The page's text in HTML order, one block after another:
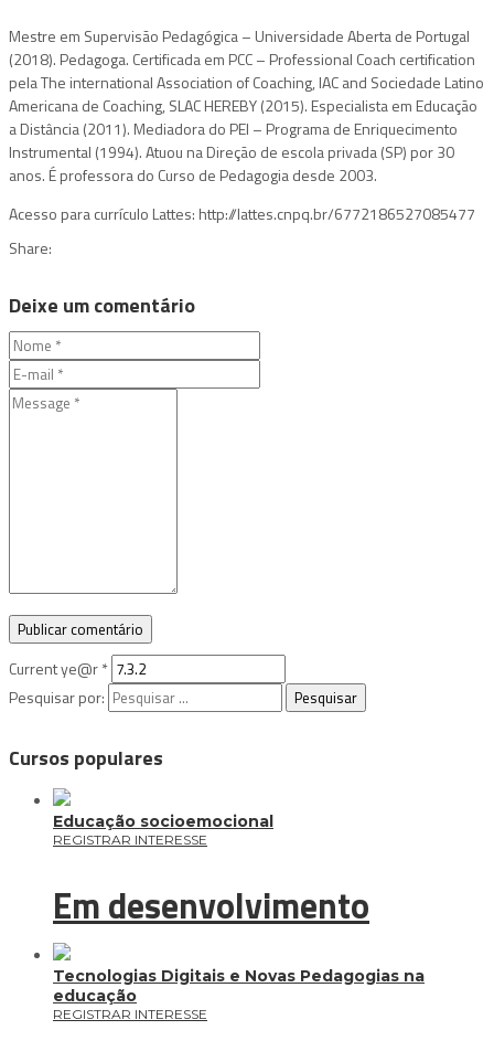
Mestre em Supervisão Pedagógica – Universidade Aberta de Portugal
(2018). Pedagoga. Certificada em PCC – Professional Coach certification
pela The international Association of Coaching, IAC and Sociedade Latino
Americana de Coaching, SLAC HEREBY (2015). Especialista em Educação
a Distância (2011). Mediadora do PEI – Programa de Enriquecimento
Instrumental (1994). Atuou na Direção de escola privada (SP) por 30
anos. É professora do Curso de Pedagogia desde 2003.
Acesso para currículo Lattes: http://lattes.cnpq.br/6772186527085477
Share:
Deixe um comentário
Current ye@r*
Pesquisar por:
Cursos populares
Educação socioemocional
REGISTRAR INTERESSE
Em desenvolvimento
Tecnologias Digitais e Novas Pedagogias na
educação
REGISTRAR INTERESSE